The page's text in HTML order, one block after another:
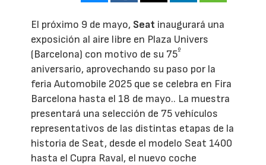
El próximo 9 de mayo, Seat inaugurará una
exposición al aire libre en Plaza Univers
(Barcelona) con motivo de su 75º
aniversario, aprovechando su paso por la
feria Automobile 2025 que se celebra en Fira
Barcelona hasta el 18 de mayo.. La muestra
presentará una selección de 75 vehículos
representativos de las distintas etapas de la
historia de Seat, desde el modelo Seat 1400
hasta el Cupra Raval, el nuevo coche